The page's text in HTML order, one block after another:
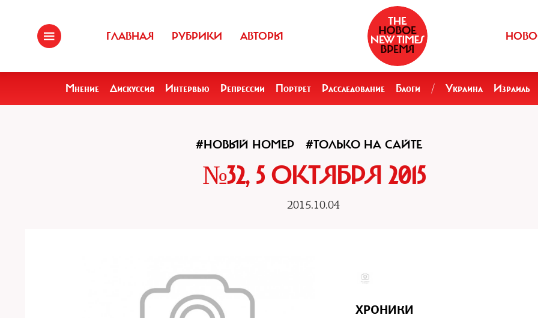
ГЛАВНАЯ РУБРИКИ АВТОРЫ
Мнение Дискуссия Интервью Репрессии Портрет Расследование Блоги / Украина Израиль
#НОВЫЙ НОМЕР #ТОЛЬКО НА САЙТЕ
№32, 5 ОКТЯБРЯ 2015
2015.10.04
ХРОНИКИ